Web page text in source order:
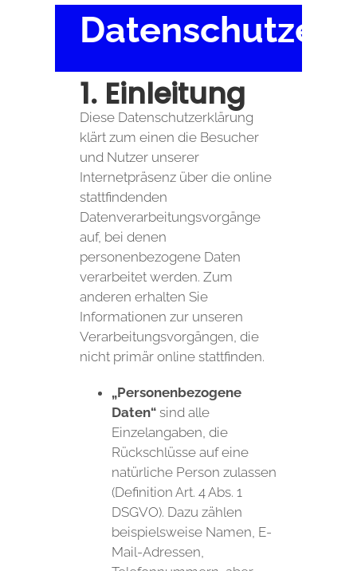
1. Einleitung
Diese Datenschutzerklärung
klärt zum einen die Besucher
und Nutzer unserer
Internetpräsenz über die online
stattfindenden
Datenverarbeitungsvorgänge
auf, bei denen
personenbezogene Daten
verarbeitet werden. Zum
anderen erhalten Sie
Informationen zur unseren
Verarbeitungsvorgängen, die
nicht primär online stattfinden.
„Personenbezogene
Daten“sind alle
Einzelangaben, die
Rückschlüsse auf eine
natürliche Person zulassen
(Definition Art. 4 Abs. 1
DSGVO). Dazu zählen
beispielsweise Namen, E-
Mail-Adressen,